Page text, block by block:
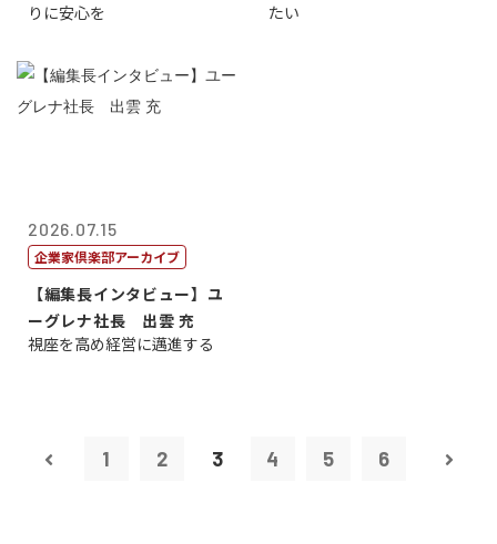
りに安心を
たい
2026.07.15
企業家倶楽部アーカイブ
【編集長インタビュー】ユ
ーグレナ社長 出雲 充
視座を高め経営に邁進する
1 2 3 4 5 6